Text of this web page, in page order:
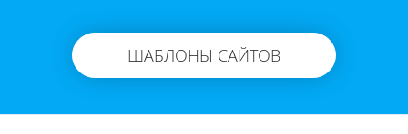
ШАБЛОНЫ САЙТОВ